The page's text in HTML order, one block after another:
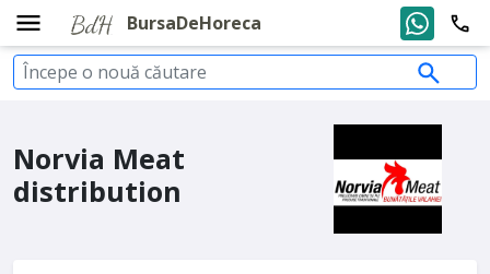
BursaDeHoreca
Norvia Meat
distribution